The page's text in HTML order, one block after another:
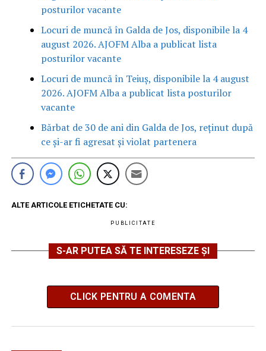
posturilor vacante
Locuri de muncă în Galda de Jos, disponibile la 4
august 2026. AJOFM Alba a publicat lista
posturilor vacante
Locuri de muncă în Teiuș, disponibile la 4 august
2026. AJOFM Alba a publicat lista posturilor
vacante
Bărbat de 30 de ani din Galda de Jos, reținut după
ce și-ar fi agresat și violat partenera
ALTE ARTICOLE ETICHETATE CU:
PUBLICITATE
S-AR PUTEA SĂ TE INTERESEZE ȘI
CLICK PENTRU A COMENTA